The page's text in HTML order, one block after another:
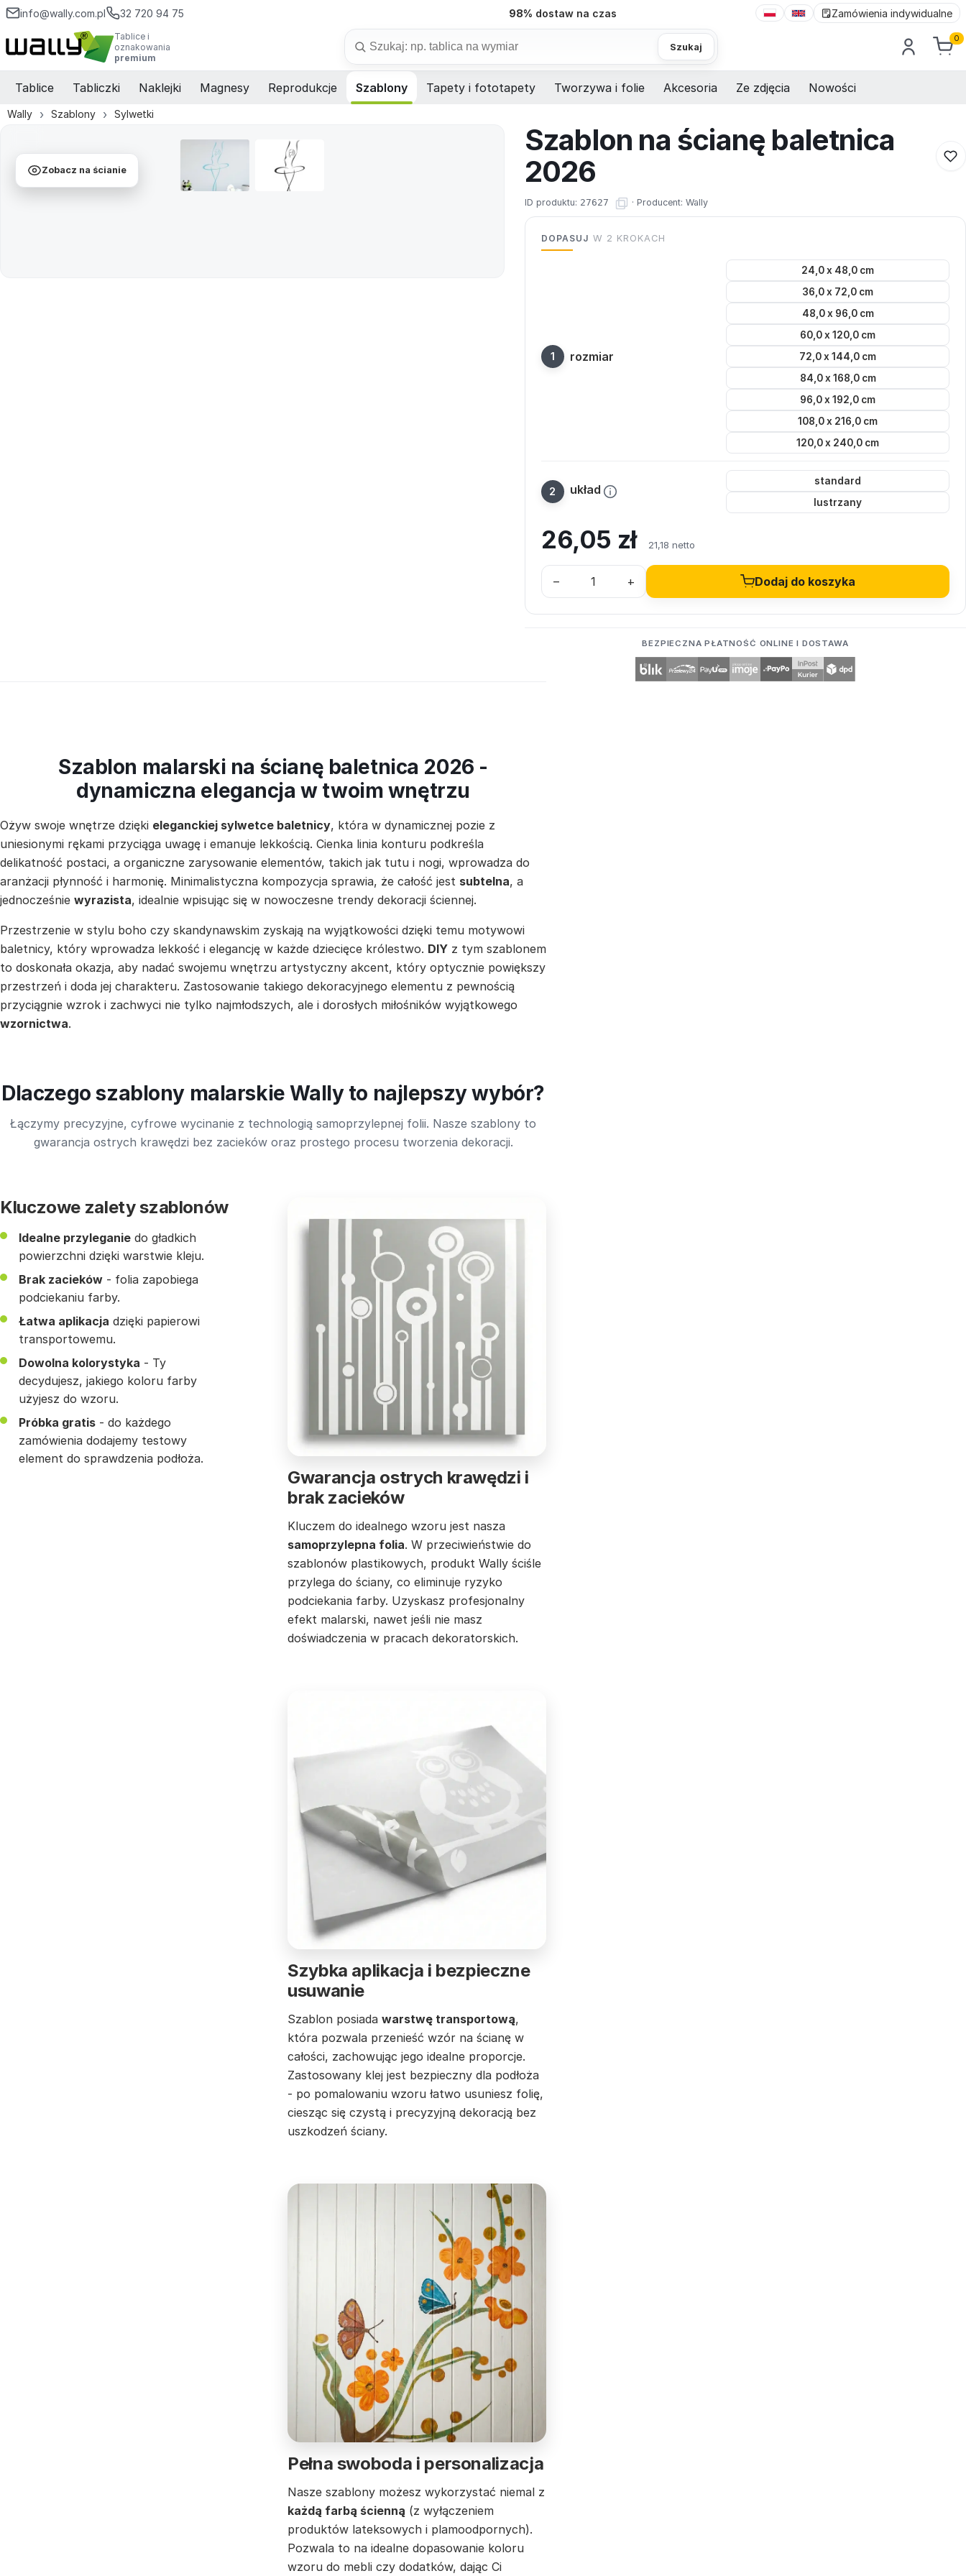
info@wally.com.pl 32 720 94 75 98% dostaw na czas Zamówienia indywidualne
Tablice i
oznakowania
premium
Szukaj
0
Tablice Tabliczki Naklejki Magnesy Reprodukcje Szablony Tapety i fototapety Tworzywa i folie Akcesoria Ze zdjęcia Nowości
Wally Szablony Sylwetki
Zobacz na ścianie
Szablon na ścianę baletnica
2026
ID produktu: 27627 · Producent: Wally
DOPASUJ W 2 KROKACH
rozmiar
24,0 x 48,0 cm
36,0 x 72,0 cm
48,0 x 96,0 cm
60,0 x 120,0 cm
72,0 x 144,0 cm
84,0 x 168,0 cm
96,0 x 192,0 cm
108,0 x 216,0 cm
120,0 x 240,0 cm
układ
standard
lustrzany
26,05 zł 21,18 netto
– + Dodaj do koszyka
BEZPIECZNA PŁATNOŚĆ ONLINE I DOSTAWA
Szablon malarski na ścianę baletnica 2026 -
dynamiczna elegancja w twoim wnętrzu
Ożyw swoje wnętrze dzięki eleganckiej sylwetce baletnicy, która w dynamicznej pozie z
uniesionymi rękami przyciąga uwagę i emanuje lekkością. Cienka linia konturu podkreśla
delikatność postaci, a organiczne zarysowanie elementów, takich jak tutu i nogi, wprowadza do
aranżacji płynność i harmonię. Minimalistyczna kompozycja sprawia, że całość jest subtelna, a
jednocześnie wyrazista, idealnie wpisując się w nowoczesne trendy dekoracji ściennej.
Przestrzenie w stylu boho czy skandynawskim zyskają na wyjątkowości dzięki temu motywowi
baletnicy, który wprowadza lekkość i elegancję w każde dziecięce królestwo. DIY z tym szablonem
to doskonała okazja, aby nadać swojemu wnętrzu artystyczny akcent, który optycznie powiększy
przestrzeń i doda jej charakteru. Zastosowanie takiego dekoracyjnego elementu z pewnością
przyciągnie wzrok i zachwyci nie tylko najmłodszych, ale i dorosłych miłośników wyjątkowego
wzornictwa.
Dlaczego szablony malarskie Wally to najlepszy wybór?
Łączymy precyzyjne, cyfrowe wycinanie z technologią samoprzylepnej folii. Nasze szablony to
gwarancja ostrych krawędzi bez zacieków oraz prostego procesu tworzenia dekoracji.
Kluczowe zalety szablonów
Idealne przyleganie do gładkich
powierzchni dzięki warstwie kleju.
Brak zacieków - folia zapobiega
podciekaniu farby.
Łatwa aplikacja dzięki papierowi
transportowemu.
Dowolna kolorystyka - Ty
decydujesz, jakiego koloru farby
użyjesz do wzoru.
Próbka gratis - do każdego
zamówienia dodajemy testowy
element do sprawdzenia podłoża.
Gwarancja ostrych krawędzi i
brak zacieków
Kluczem do idealnego wzoru jest nasza
samoprzylepna folia. W przeciwieństwie do
szablonów plastikowych, produkt Wally ściśle
przylega do ściany, co eliminuje ryzyko
podciekania farby. Uzyskasz profesjonalny
efekt malarski, nawet jeśli nie masz
doświadczenia w pracach dekoratorskich.
Szybka aplikacja i bezpieczne
usuwanie
Szablon posiada warstwę transportową,
która pozwala przenieść wzór na ścianę w
całości, zachowując jego idealne proporcje.
Zastosowany klej jest bezpieczny dla podłoża
- po pomalowaniu wzoru łatwo usuniesz folię,
ciesząc się czystą i precyzyjną dekoracją bez
uszkodzeń ściany.
Pełna swoboda i personalizacja
Nasze szablony możesz wykorzystać niemal z
każdą farbą ścienną (z wyłączeniem
produktów lateksowych i plamoodpornych).
Pozwala to na idealne dopasowanie koloru
wzoru do mebli czy dodatków, dając Ci